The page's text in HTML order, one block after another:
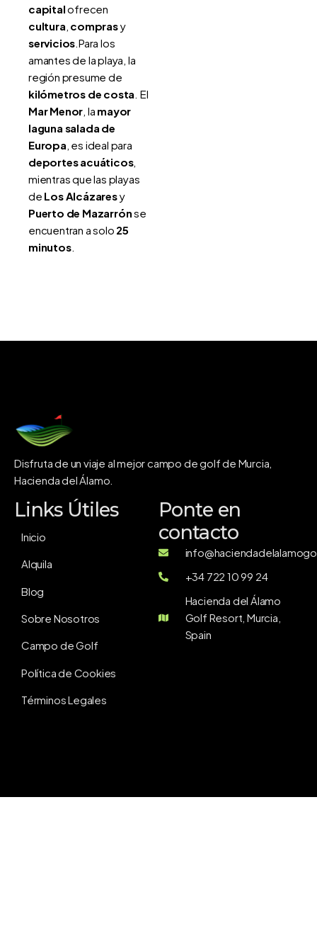
capitalofrecen
cultura, comprasy
servicios.Para los
amantes de la playa, la
región presume de
kilómetros de costa. El
Mar Menor, la mayor
laguna salada de
Europa, es ideal para
deportes acuáticos,
mientras que las playas
de Los Alcázaresy
Puerto de Mazarrónse
encuentran a solo 25
minutos.
Disfruta de un viaje al mejor campo de golf de Murcia,
Hacienda del Álamo.
Links Útiles
Inicio
Alquila
Blog
Sobre Nosotros
Campo de Golf
Política de Cookies
Términos Legales
Ponte en
contacto
+34 722 10 99 24
Hacienda del Álamo
Golf Resort, Murcia,
Spain